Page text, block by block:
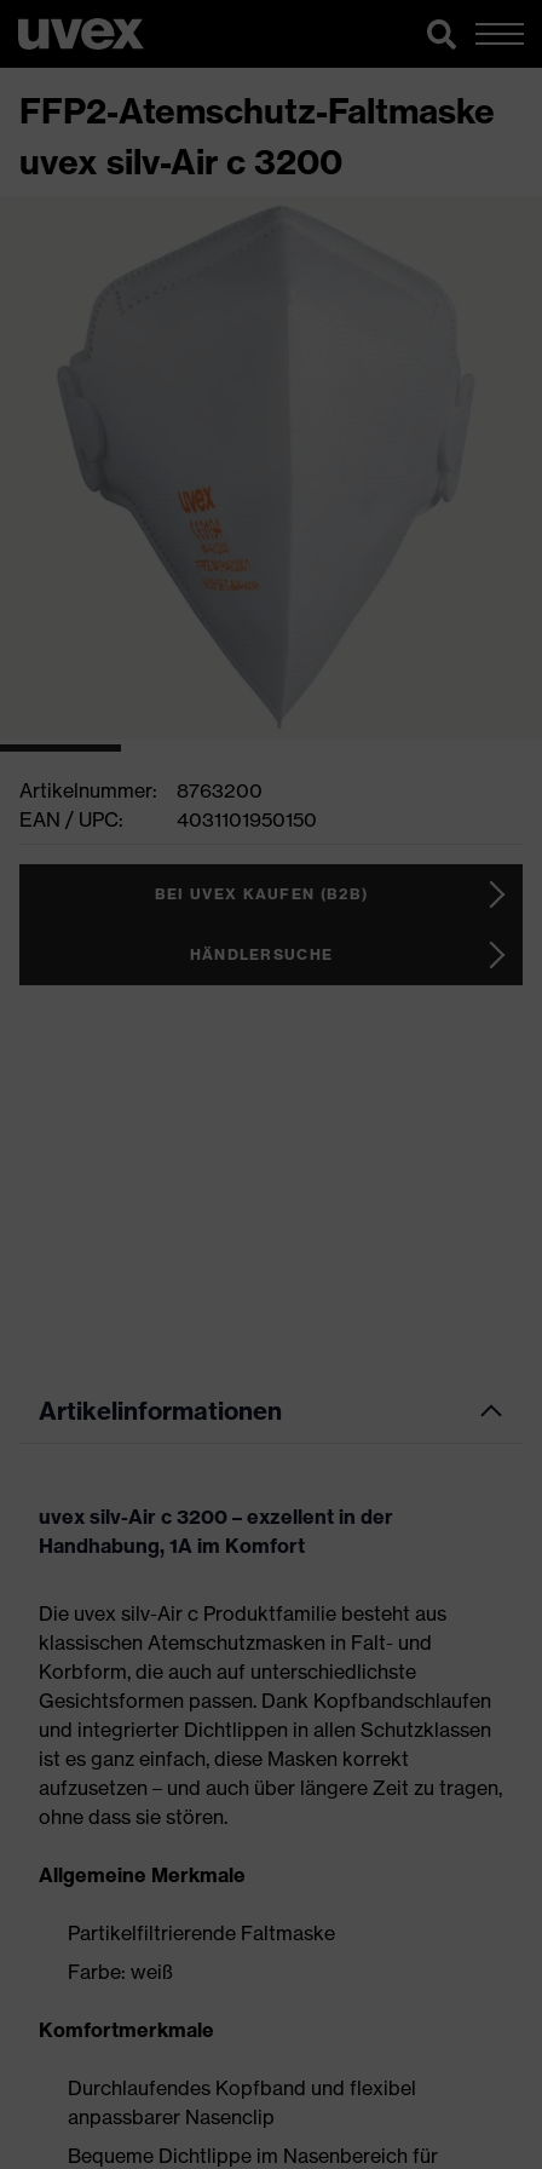
FFP2-Atemschutz-Faltmaske
uvex silv-Air c 3200
Artikelnummer:
8763200
EAN / UPC:
4031101950150
BEI UVEX KAUFEN (B2B)
HÄNDLERSUCHE
Artikelinformationen
uvex silv-Air c 3200 – exzellent in der
Handhabung, 1A im Komfort
Die uvex silv-Air c Produktfamilie besteht aus
klassischen Atemschutzmasken in Falt- und
Korbform, die auch auf unterschiedlichste
Gesichtsformen passen. Dank Kopfbandschlaufen
und integrierter Dichtlippen in allen Schutzklassen
ist es ganz einfach, diese Masken korrekt
aufzusetzen – und auch über längere Zeit zu tragen,
ohne dass sie stören.
Allgemeine Merkmale
Partikelfiltrierende Faltmaske
Farbe: weiß
Komfortmerkmale
Durchlaufendes Kopfband und flexibel
anpassbarer Nasenclip
Bequeme Dichtlippe im Nasenbereich für